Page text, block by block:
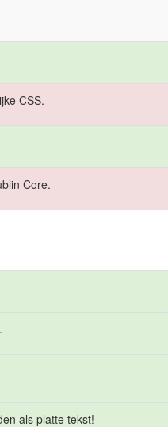
CSS.
Core.
als platte tekst!